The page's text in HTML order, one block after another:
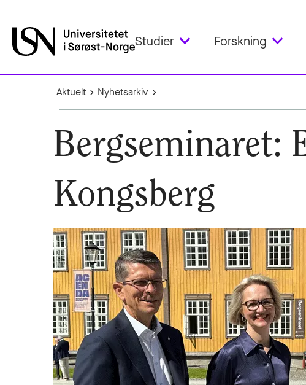
Studier Forskning
Aktuelt Nyhetsarkiv
Bergseminaret:
Kongsberg